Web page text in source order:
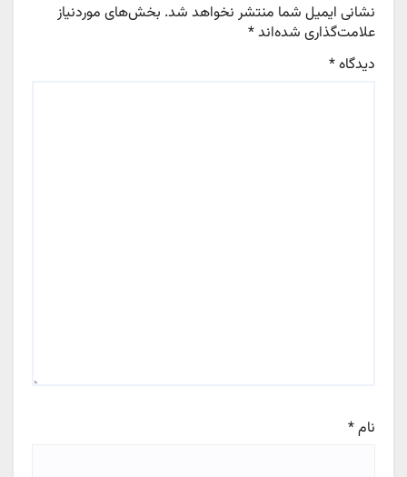
نشانی ایمیل شما منتشر نخواهد شد. بخش‌های موردنیاز
علامت‌گذاری شده‌اند*
دیدگاه*
نام*